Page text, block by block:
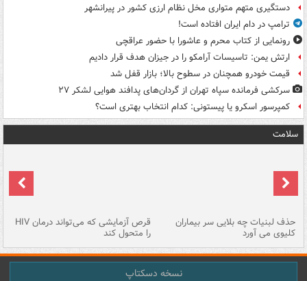
دستگیری متهم متواری مخل نظام ارزی کشور در پیرانشهر
ترامپ در دام ایران افتاده است!
رونمایی از کتاب محرم و عاشورا با حضور عراقچی
ارتش یمن: تاسیسات آرامکو را در جیزان هدف قرار دادیم
قیمت خودرو همچنان در سطوح بالا؛ بازار قفل شد
سرکشی فرمانده سپاه تهران از گردان‌های پدافند هوایی لشکر ۲۷
کمپرسور اسکرو یا پیستونی: کدام انتخاب بهتری است؟
سلامت
حذف لبنیات چه بلایی سر بیماران
کلیوی می آورد
قرص آزمایشی که می‌تواند درمان HIV
را متحول کند
نسخه دسکتاپ